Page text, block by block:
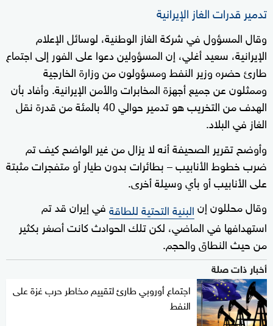
تدمير قدرات الغاز الإيرانية
وقال المسؤول في شركة الغاز الوطنية، لوسائل الإعلام
الإيرانية، سعيد أغلي، إن المسؤولين دعوا على الفور إلى اجتماع
طارئ حضره وزير النفط ومسؤولون من وزارة الخارجية
وممثلون عن جميع أجهزة المخابرات والأمن الإيرانية. وأفاد بأن
الهدف من التخريب هو تدمير حوالي 40 بالمئة من قدرة نقل
الغاز في البلاد.
وأوضح تقرير الصحيفة أنه لا يزال من غير الواضح كيف تم
ضرب خطوط الأنابيب – بطائرات بدون طيار أو متفجرات مثبتة
على الأنابيب أو بأي وسيلة أخرى.
وقال محللون إنالبنية التحتية للطاقةفي إيران قد تم
استهدافها في الماضي، لكن تلك الحوادث كانت أصغر بكثير
من حيث النطاق والحجم.
أخبار ذات صلة
اجتماع أوروبي طارئ لتقييم مخاطر حرب غزة على
النفط